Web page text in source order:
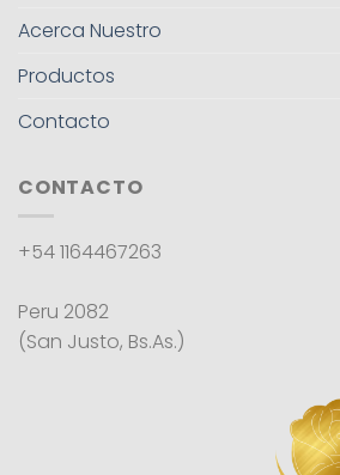
Acerca Nuestro
Productos
Contacto
CONTACTO
+54 1164467263
Peru 2082
(San Justo, Bs.As.)